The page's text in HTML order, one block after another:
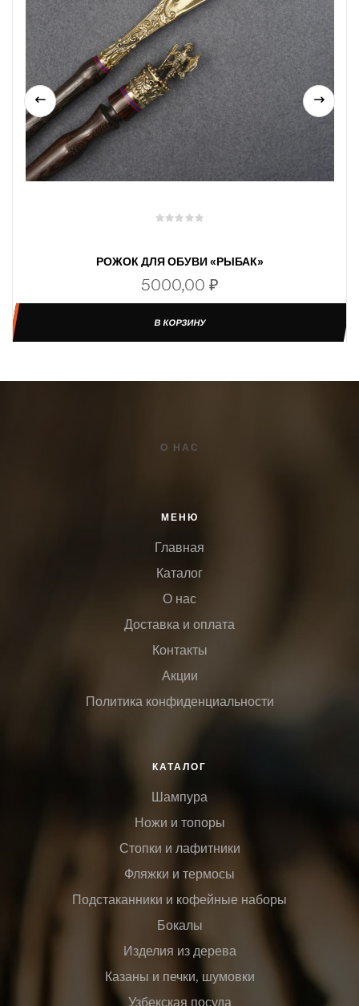
РОЖОК ДЛЯ ОБУВИ «РЫБАК»
5000,00 ₽
В КОРЗИНУ
О НАС
МЕНЮ
Главная
Каталог
О нас
Доставка и оплата
Контакты
Акции
Политика конфиденциальности
КАТАЛОГ
Шампура
Ножи и топоры
Стопки и лафитники
Фляжки и термосы
Подстаканники и кофейные наборы
Бокалы
Изделия из дерева
Казаны и печки, шумовки
Узбекская посуда